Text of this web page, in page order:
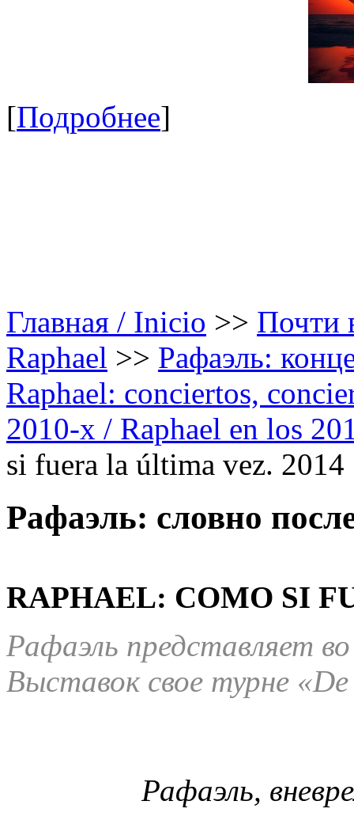
[Подробнее]
Главная / Inicio >> Почти
Raphael >> Рафаэль:
Raphael: conciertos,
2010-х / Raphael en los
si fuera la última vez. 2014
Рафаэль: словно
RAPHAEL: COMO SI
Рафаэль представляет
Выставок свое турне
Рафаэль,